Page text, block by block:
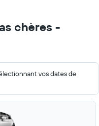
chères -
vos dates de